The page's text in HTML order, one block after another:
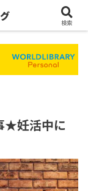
★妊活中に
検索